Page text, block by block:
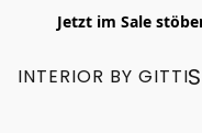
Jetzt im Sale
INTERIOR BY GITTI